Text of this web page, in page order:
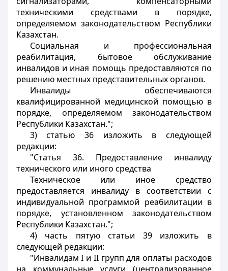
техническими средствами в порядке,
определяемом законодательством Республики
Казахстан.
Социальная и профессиональная
реабилитация, бытовое обслуживание
инвалидов и иная помощь предоставляются по
решению местных представительных органов.
Инвалиды обеспечиваются
квалифицированной медицинской помощью в
порядке, определяемом законодательством
Республики Казахстан.";
3) статью 36 изложить в следующей
редакции:
"Статья 36. Предоставление инвалиду
технического или иного средства
Техническое или иное средство
предоставляется инвалиду в соответствии с
индивидуальной программой реабилитации в
порядке, установленном законодательством
Республики Казахстан.";
4) часть пятую статьи 39 изложить в
следующей редакции:
"Инвалидам I и II групп для оплаты расходов